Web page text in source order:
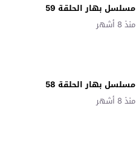
مسلسل بهار الحلقة 59
منذ 8 أشهر
مسلسل بهار الحلقة 58
منذ 8 أشهر